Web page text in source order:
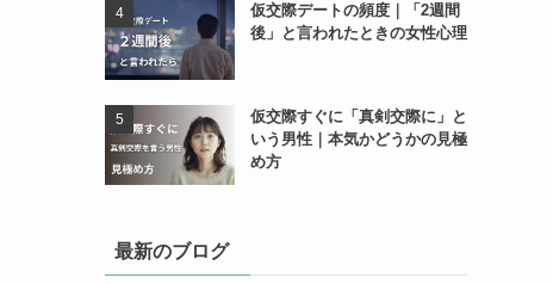
仮交際デートの頻度｜「2週間
後」と言われたときの女性心理
仮交際すぐに「真剣交際に」と
いう男性｜本気かどうかの見極
め方
最新のブログ